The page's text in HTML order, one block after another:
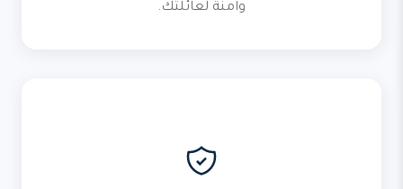
وآمنة لعائلتك.